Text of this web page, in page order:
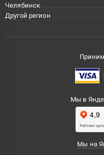
Челябинск
Другой регион
Мы в
Мы на